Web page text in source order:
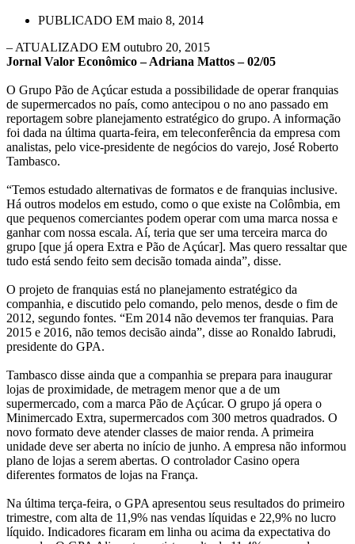
PUBLICADO EM maio 8, 2014
– ATUALIZADO EM outubro 20, 2015
Jornal Valor Econômico – Adriana Mattos – 02/05
O Grupo Pão de Açúcar estuda a possibilidade de operar franquias
de supermercados no país, como antecipou o no ano passado em
reportagem sobre planejamento estratégico do grupo. A informação
foi dada na última quarta-feira, em teleconferência da empresa com
analistas, pelo vice-presidente de negócios do varejo, José Roberto
Tambasco.
“Temos estudado alternativas de formatos e de franquias inclusive.
Há outros modelos em estudo, como o que existe na Colômbia, em
que pequenos comerciantes podem operar com uma marca nossa e
ganhar com nossa escala. Aí, teria que ser uma terceira marca do
grupo [que já opera Extra e Pão de Açúcar]. Mas quero ressaltar que
tudo está sendo feito sem decisão tomada ainda”, disse.
O projeto de franquias está no planejamento estratégico da
companhia, e discutido pelo comando, pelo menos, desde o fim de
2012, segundo fontes. “Em 2014 não devemos ter franquias. Para
2015 e 2016, não temos decisão ainda”, disse ao Ronaldo Iabrudi,
presidente do GPA.
Tambasco disse ainda que a companhia se prepara para inaugurar
lojas de proximidade, de metragem menor que a de um
supermercado, com a marca Pão de Açúcar. O grupo já opera o
Minimercado Extra, supermercados com 300 metros quadrados. O
novo formato deve atender classes de maior renda. A primeira
unidade deve ser aberta no início de junho. A empresa não informou
plano de lojas a serem abertas. O controlador Casino opera
diferentes formatos de lojas na França.
Na última terça-feira, o GPA apresentou seus resultados do primeiro
trimestre, com alta de 11,9% nas vendas líquidas e 22,9% no lucro
líquido. Indicadores ficaram em linha ou acima da expectativa do